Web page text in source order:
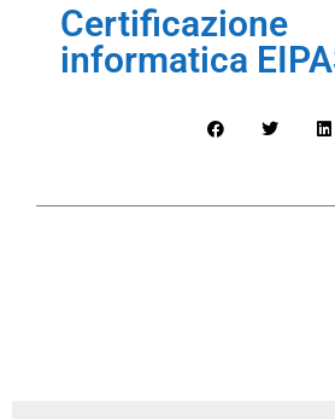
Certificazione
informatica